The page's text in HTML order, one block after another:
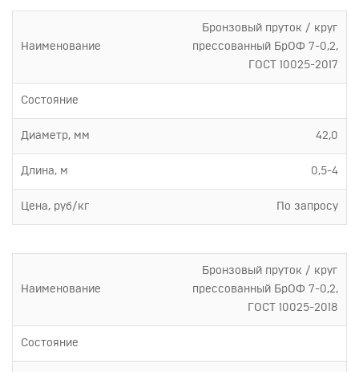
Наименование
Бронзовый пруток / круг
прессованный БрОФ 7-0,2,
ГОСТ 10025-2017
Состояние
Диаметр, мм 42,0
Длина, м 0,5-4
Цена, руб/кг По запросу
Наименование
Бронзовый пруток / круг
прессованный БрОФ 7-0,2,
ГОСТ 10025-2018
Состояние